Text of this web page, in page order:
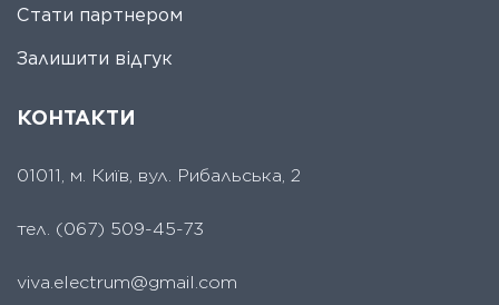
Стати партнером
Залишити відгук
КОНТАКТИ
01011, м. Київ, вул. Рибальська, 2
тел. (067) 509-45-73
viva.electrum@gmail.com